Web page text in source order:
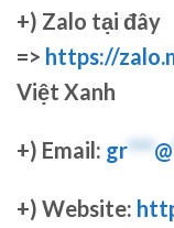
+) Zalo tại đây
=> https://
Việt Xanh
+) Email: gr***@
+) Website: